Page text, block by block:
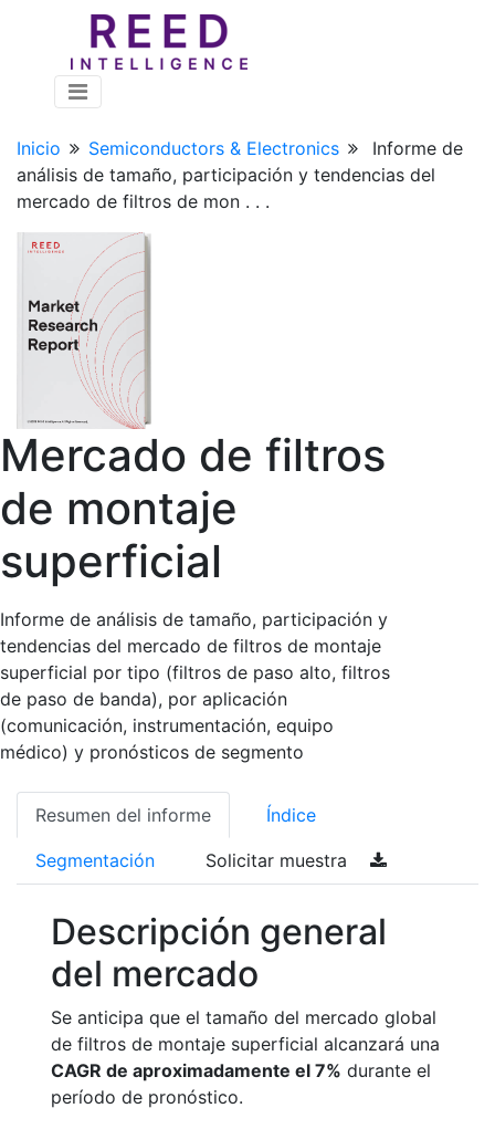
Inicio Semiconductors & Electronics
Informe de
análisis de tamaño, participación y tendencias del
mercado de filtros de mon . . .
Mercado de filtros
de montaje
superficial
Informe de análisis de tamaño, participación y
tendencias del mercado de filtros de montaje
superficial por tipo (filtros de paso alto, filtros
de paso de banda), por aplicación
(comunicación, instrumentación, equipo
médico) y pronósticos de segmento
Resumen del informe Índice
Segmentación Solicitar muestra
Descripción general
del mercado
Se anticipa que el tamaño del mercado global
de filtros de montaje superficial alcanzará una
CAGR de aproximadamente el 7% durante el
período de pronóstico.